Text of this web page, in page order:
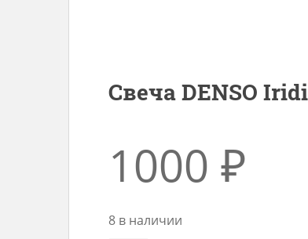
Свеча DENSO
1000 ₽
8 в наличии